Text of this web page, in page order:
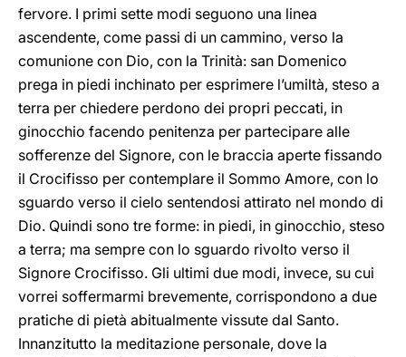
fervore. I primi sette modi seguono una linea
ascendente, come passi di un cammino, verso la
comunione con Dio, con la Trinità: san Domenico
prega in piedi inchinato per esprimere l’umiltà, steso a
terra per chiedere perdono dei propri peccati, in
ginocchio facendo penitenza per partecipare alle
sofferenze del Signore, con le braccia aperte fissando
il Crocifisso per contemplare il Sommo Amore, con lo
sguardo verso il cielo sentendosi attirato nel mondo di
Dio. Quindi sono tre forme: in piedi, in ginocchio, steso
a terra; ma sempre con lo sguardo rivolto verso il
Signore Crocifisso. Gli ultimi due modi, invece, su cui
vorrei soffermarmi brevemente, corrispondono a due
pratiche di pietà abitualmente vissute dal Santo.
Innanzitutto la meditazione personale, dove la